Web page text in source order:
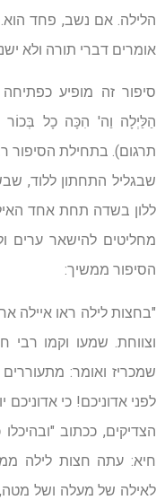
הלילה. אם נשב, פחד
אומרים דברי תורה ולא
סיפור זה מופיע
הַלַּיְלָה וַה' הִכָּה כָל
תרגום). בתחילת הסיפור
שבגליל התחתון ללוד,
ללון בשדה תחת אחד
מחליטים להישאר ערים
הסיפור ממשיך:
"בחצות לילה ראו איילה
וצווחת. שמעו וקמו רבי
שמכריז ואומר: מתעוררים
לפני אדוניכם! כי
הצדיקים, ככתוב
חיא: עתה חצות לילה
לאילה של מעלה ושל מטה,